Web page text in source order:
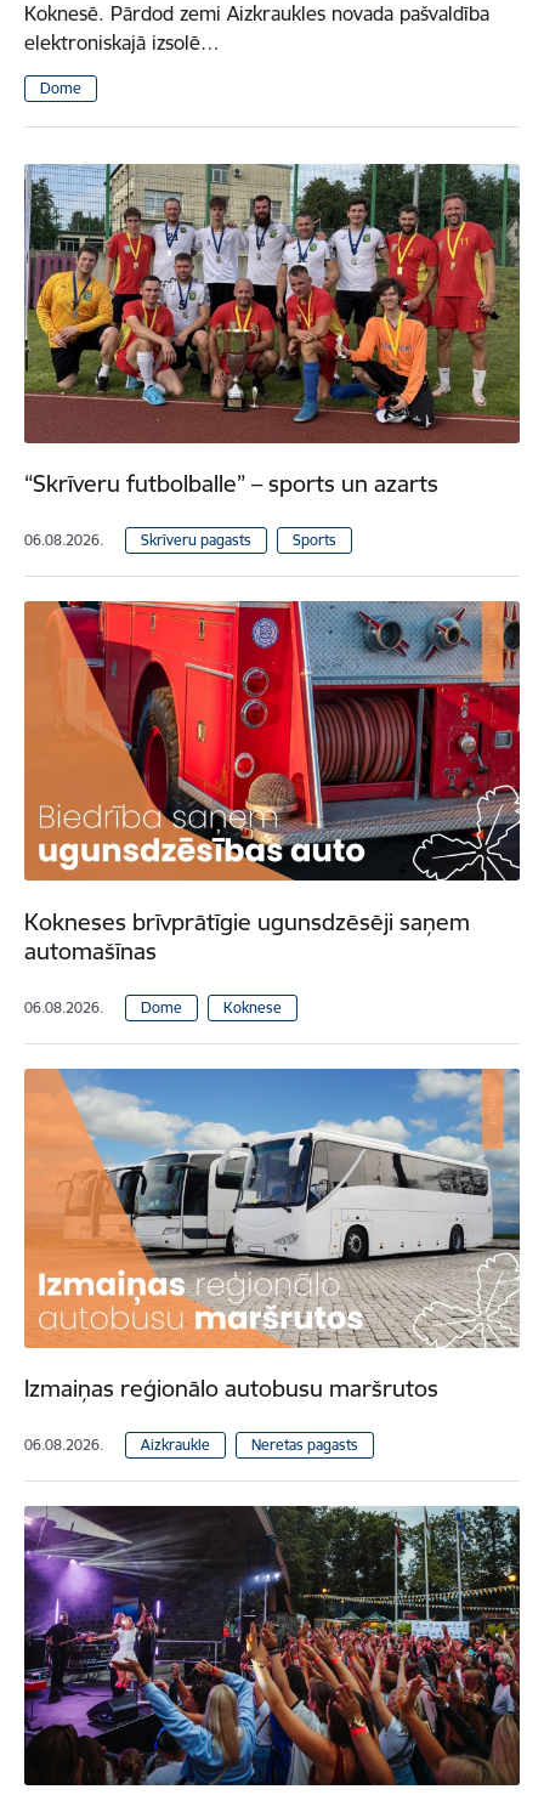
Koknesē. Pārdod zemi Aizkraukles novada pašvaldība
elektroniskajā izsolē…
Dome
“Skrīveru futbolballe” – sports un azarts
06.08.2026. Skrīveru pagasts Sports
Kokneses brīvprātīgie ugunsdzēsēji saņem
automašīnas
06.08.2026. Dome Koknese
Izmaiņas reģionālo autobusu maršrutos
06.08.2026. Aizkraukle Neretas pagasts